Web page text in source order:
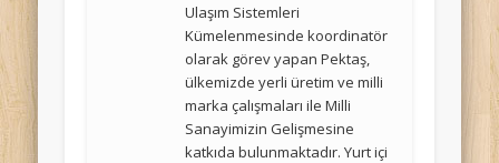
Ulaşım Sistemleri
Kümelenmesinde koordinatör
olarak görev yapan Pektaş,
ülkemizde yerli üretim ve milli
marka çalışmaları ile Milli
Sanayimizin Gelişmesine
katkıda bulunmaktadır. Yurt içi